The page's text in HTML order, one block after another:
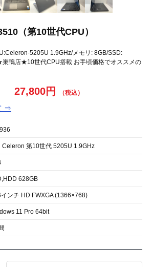
（第10世代CPU）
5205U 1.9GHz/メモリ: 8GB/SSD:
鴨店★10世代CPU搭載 お手頃価格でオススメの
⇒
27,800円
Celeron 第10世代 5205U 1.9GHz
628GB
ンチ HD FWXGA (1366×768)
11 Pro 64bit